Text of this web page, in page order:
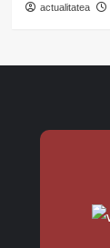
actualitatea